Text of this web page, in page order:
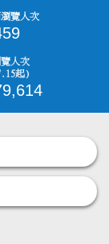
覽人次
人次
起)